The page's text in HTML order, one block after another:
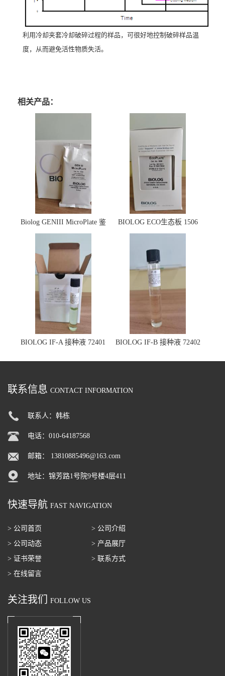
利用冷却夹套冷却破碎过程的样品，可很好地控制破碎样品温
度，从而避免活性物质失活。
相关产品：
Biolog GENIII MicroPlate 鉴
定板 1030
BIOLOG ECO生态板 1506
BIOLOG IF-A 接种液 72401 BIOLOG IF-B 接种液 72402
联系信息 CONTACT INFORMATION
联系人：韩栋
电话：010-64187568
邮箱： 13810885496@163.com
地址：锦芳路1号院9号楼4层411
快速导航 FAST NAVIGATION
> 公司首页
> 公司介绍
> 公司动态
> 产品展厅
> 证书荣誉
> 联系方式
> 在线留言
关注我们 FOLLOW US